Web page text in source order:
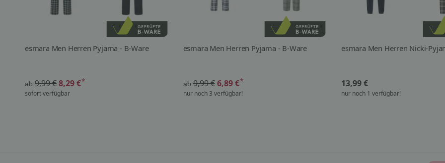
esmara Men Herren Pyjama - B-Ware
ab 9,99 €8,29 €*
sofort verfügbar
esmara Men Herren Pyjama - B-Ware
ab 9,99 € 6,89 €*
nur noch 3 verfügbar!
esmara Men Herren Nicki-
13,99 €
nur noch 1 verfügbar!